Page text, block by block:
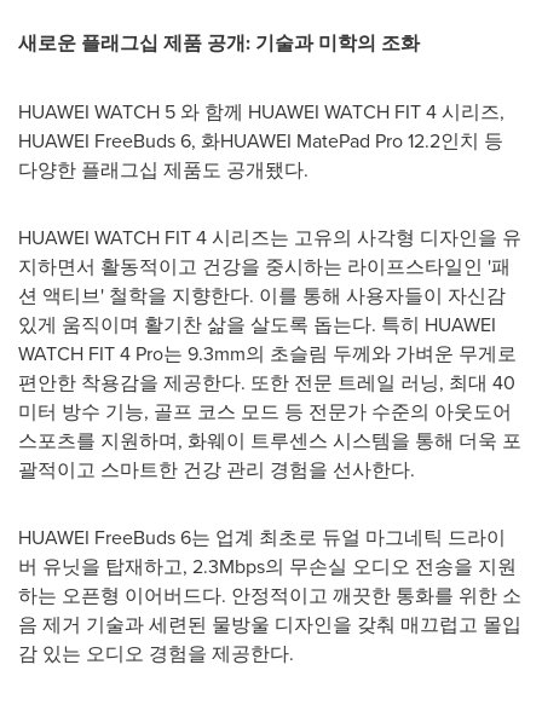
새로운 플래그십 제품 공개: 기술과 미학의 조화
HUAWEI WATCH 5 와 함께 HUAWEI WATCH FIT 4 시리즈,
HUAWEI FreeBuds 6, 화HUAWEI MatePad Pro 12.2인치 등
다양한 플래그십 제품도 공개됐다.
HUAWEI WATCH FIT 4 시리즈는 고유의 사각형 디자인을 유
지하면서 활동적이고 건강을 중시하는 라이프스타일인 '패
션 액티브' 철학을 지향한다. 이를 통해 사용자들이 자신감
있게 움직이며 활기찬 삶을 살도록 돕는다. 특히 HUAWEI
WATCH FIT 4 Pro는 9.3mm의 초슬림 두께와 가벼운 무게로
편안한 착용감을 제공한다. 또한 전문 트레일 러닝, 최대 40
미터 방수 기능, 골프 코스 모드 등 전문가 수준의 아웃도어
스포츠를 지원하며, 화웨이 트루센스 시스템을 통해 더욱 포
괄적이고 스마트한 건강 관리 경험을 선사한다.
HUAWEI FreeBuds 6는 업계 최초로 듀얼 마그네틱 드라이
버 유닛을 탑재하고, 2.3Mbps의 무손실 오디오 전송을 지원
하는 오픈형 이어버드다. 안정적이고 깨끗한 통화를 위한 소
음 제거 기술과 세련된 물방울 디자인을 갖춰 매끄럽고 몰입
감 있는 오디오 경험을 제공한다.